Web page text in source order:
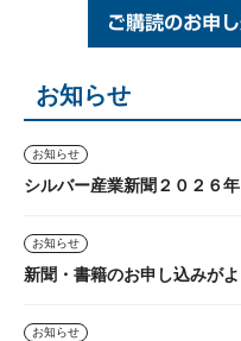
お知らせ
お知らせ
シルバー産業新聞２０２６
お知らせ
新聞・書籍のお申し込みが
お知らせ